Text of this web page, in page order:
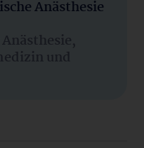
Anästhesie
und